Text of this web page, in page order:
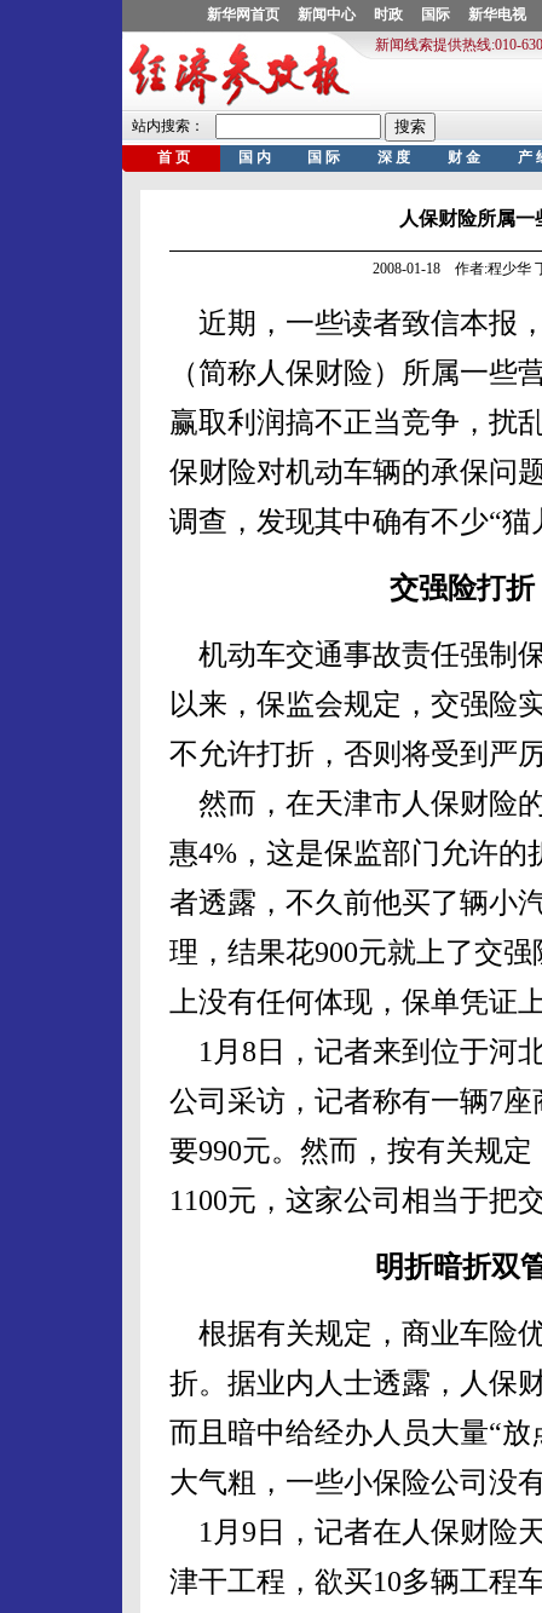
人保财险所属
2008-01-18 作者:程少华
近期，一些读者致信本报
（简称人保财险）所属一些
赢取利润搞不正当竞争，扰
保财险对机动车辆的承保问
调查，发现其中确有不少“猫
交强险打
机动车交通事故责任强制
以来，保监会规定，交强险
不允许打折，否则将受到严
然而，在天津市人保财险
惠4%，这是保监部门允许
者透露，不久前他买了辆小
理，结果花900元就上了交
上没有任何体现，保单凭证
1月8日，记者来到位于河
公司采访，记者称有一辆7
要990元。然而，按有关规
1100元，这家公司相当于把
明折暗折双
根据有关规定，商业车险
折。据业内人士透露，人保
而且暗中给经办人员大量“
大气粗，一些小保险公司没
1月9日，记者在人保财险
津干工程，欲买10多辆工程